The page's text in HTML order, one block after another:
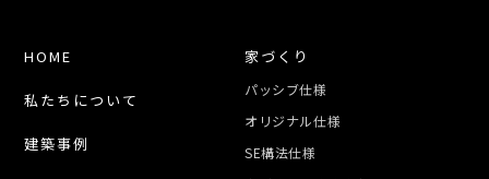
HOME
私たちについて
建築事例
家づくり
パッシブ仕様
オリジナル仕様
SE構法仕様